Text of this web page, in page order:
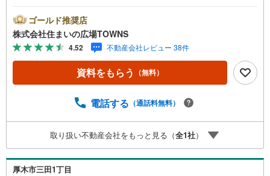
ヶ所にあるので複数人でも快適に暮らせます。畳には音を
吸収する効果があるので、防音性に優れています。広々と
したリビングに充実設備のキッチンを備えた4LDK。建物面
積101.01平米で広々している物件です。【年中無休/9:00～
21:00】人気物件は特にお問い合わせが集中するため、お早
めにお電話下さい。「室内・現地を見学する」ボタンより
も承っております。○住宅ローンのご相談○ライフプランの
豊富なスタッフが親身になってお客様に合った物件をご紹
介させて頂きます！ /他社様掲載物件も併せてご紹介可能で
すのでお気軽にお問い合わせ下さい♪駐車場もございます
ので、お車でのお越しも大歓迎です！
ゴールド推奨店
株式会社住まいの広場TOWNS
4.52 不動産会社レビュー 38件
資料をもらう （無料）
電話する （通話料無料）
取り扱い不動産会社をもっと見る（全1社）
厚木市三田1丁目